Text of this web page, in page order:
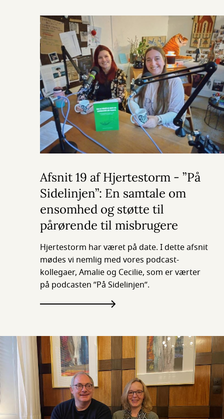
Afsnit 19 af Hjertestorm - ”På
Sidelinjen”: En samtale om
ensomhed og støtte til
pårørende til misbrugere
Hjertestorm har været på date. I dette afsnit
mødes vi nemlig med vores podcast-
kollegaer, Amalie og Cecilie, som er værter
på podcasten ”På Sidelinjen”.